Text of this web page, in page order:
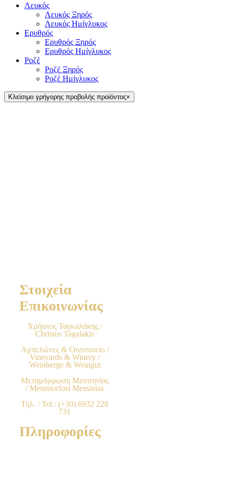
Λευκός
Λευκός Ξηρός
Λευκός Ημίγλυκος
Ερυθρός
Ερυθρός Ξηρός
Ερυθρός Ημίγλυκος
Ροζέ
Ροζέ Ξηρός
Ροζέ Ημίγλυκος
Κλείσιμο γρήγορης προβολής προϊόντος×
Στοιχεία
Επικοινωνίας
Χρήστος Ταγκαλάκης /
Christos Tagalakis
Αμπελώνες & Οινοποιείο /
Vineyards & Winery /
Weinberge & Weingut
Μεταμόρφωση Μεσσηνίας
/ Metamorfosi Messinias
Τηλ. / Tel.: (+30) 6932 228
731
Πληροφορίες